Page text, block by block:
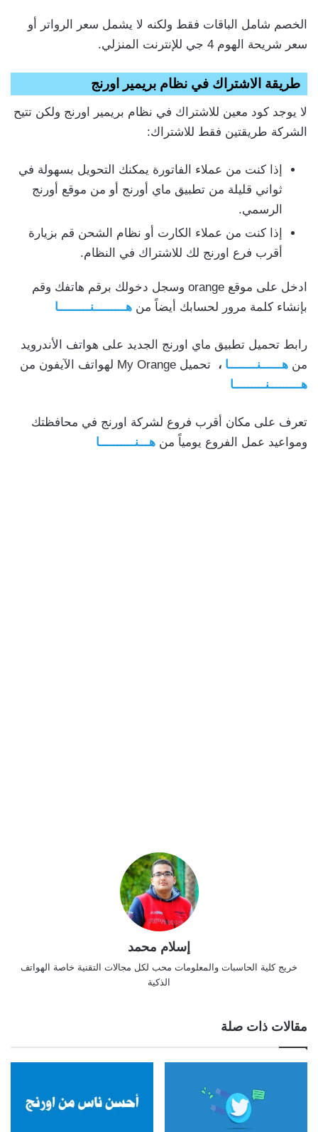
الخصم شامل الباقات فقط ولكنه لا يشمل سعر الرواتر أو
سعر شريحة الهوم 4 جي للإنترنت المنزلي.
طريقة الاشتراك في نظام بريمير اورنج
لا يوجد كود معين للاشتراك في نظام بريمير اورنج ولكن تتيح
الشركة طريقتين فقط للاشتراك:
إذا كنت من عملاء الفاتورة يمكنك التحويل بسهولة في
ثواني قليلة من تطبيق ماي أورنج أو من موقع أورنج
الرسمي.
إذا كنت من عملاء الكارت أو نظام الشحن قم بزيارة
أقرب فرع اورنج لك للاشتراك في النظام.
ادخل على موقع orange وسجل دخولك برقم هاتفك وقم
بإنشاء كلمة مرور لحسابك أيضاً من هـــــــــنـــــــــا
رابط تحميل تطبيق ماي اورنج الجديد على هواتف الأندرويد
من هــــــنــــــــا ، تحميل My Orange لهواتف الآيفون من
هـــــــــنـــــــــا
تعرف على مكان أقرب فروع لشركة اورنج في محافظتك
ومواعيد عمل الفروع يومياً من هـــنــــــــــا
إسلام محمد
خريج كلية الحاسبات والمعلومات محب لكل مجالات التقنية خاصة الهواتف
الذكية
مقالات ذات صلة